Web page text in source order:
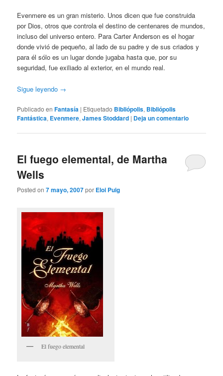
Evenmere es un gran misterio. Unos dicen que fue construida
por Dios, otros que controla el destino de centenares de mundos,
incluso del universo entero. Para Carter Anderson es el hogar
donde vivió de pequeño, al lado de su padre y de sus criados y
para él sólo es un lugar donde jugaba hasta que, por su
seguridad, fue exiliado al exterior, en el mundo real.
Sigue leyendo →
Publicado en Fantasía | Etiquetado Bibliópolis, Bibliópolis
Fantástica, Evenmere,James Stoddard | Deja un comentario
El fuego elemental, de Martha
Wells
Posted on7 mayo, 2007por Eloi Puig
El fuego elemental